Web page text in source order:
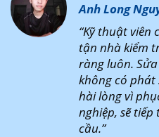
Anh Long
“Kỹ thuật viên
tận nhà kiểm
ràng luôn.
không có
hài lòng vì
nghiệp, sẽ
cầu.”